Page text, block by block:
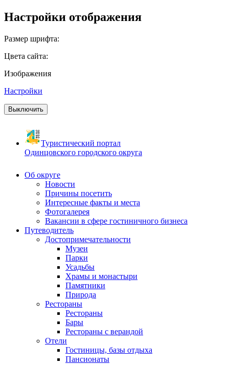
Настройки отображения
Размер шрифта:
Цвета сайта:
Изображения
Настройки
Выключить
Туристический портал
Одинцовского городского округа
Об округе
Новости
Причины посетить
Интересные факты и места
Фотогалерея
Вакансии в сфере гостиничного бизнеса
Путеводитель
Достопримечательности
Музеи
Парки
Усадьбы
Храмы и монастыри
Памятники
Природа
Рестораны
Рестораны
Бары
Рестораны с верандой
Отели
Гостиницы, базы отдыха
Пансионаты